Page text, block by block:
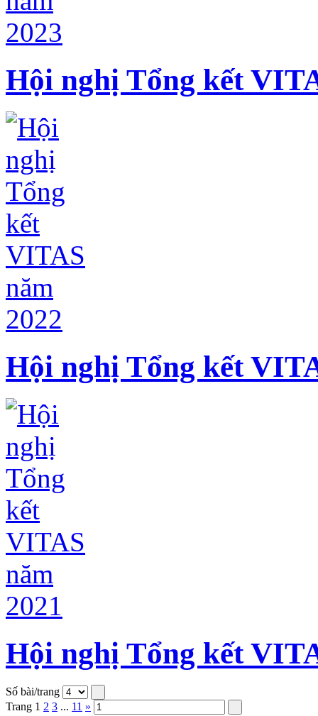
Hội nghị Tổng kết
Hội nghị Tổng kết
Hội nghị Tổng kết
Số bài/trang
Trang 1 2 3 ... 11 »